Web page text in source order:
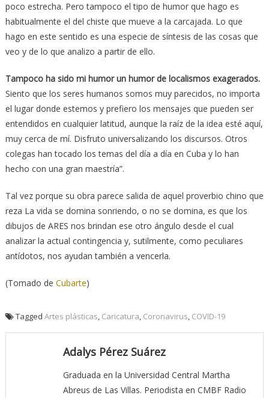
poco estrecha. Pero tampoco el tipo de humor que hago es
habitualmente el del chiste que mueve a la carcajada. Lo que
hago en este sentido es una especie de síntesis de las cosas que
veo y de lo que analizo a partir de ello.
Tampoco ha sido mi humor un humor de localismos exagerados.
Siento que los seres humanos somos muy parecidos, no importa
el lugar donde estemos y prefiero los mensajes que pueden ser
entendidos en cualquier latitud, aunque la raíz de la idea esté aquí,
muy cerca de mí. Disfruto universalizando los discursos. Otros
colegas han tocado los temas del día a día en Cuba y lo han
hecho con una gran maestría”.
Tal vez porque su obra parece salida de aquel proverbio chino que
reza La vida se domina sonriendo, o no se domina, es que los
dibujos de ARES nos brindan ese otro ángulo desde el cual
analizar la actual contingencia y, sutilmente, como peculiares
antídotos, nos ayudan también a vencerla.
(Tomado de Cubarte)
Tagged Artes plásticas, Caricatura, Coronavirus, COVID-19
Adalys Pérez Suárez
Graduada en la Universidad Central Martha
Abreus de Las Villas. Periodista en CMBF Radio